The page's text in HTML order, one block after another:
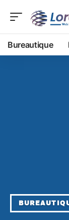
Bureautique